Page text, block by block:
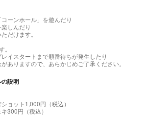
ーンホール」を遊んだり
しんだり
だけます。
イスタートまで順番待ちが発生したり
ありますので、あらかじめご了承ください。
説明
ョット1,000円（税込）
300円（税込）